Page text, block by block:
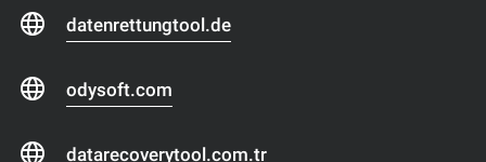
datenrettungtool.de
odysoft.com
datarecoverytool.com.tr